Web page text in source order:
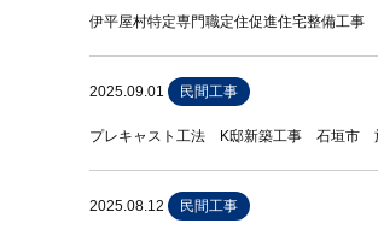
伊平屋村特定専門職定住促進住宅整備工事
2025.09.01 民間工事
プレキャスト工法 K邸新築工事 石垣市
2025.08.12 民間工事